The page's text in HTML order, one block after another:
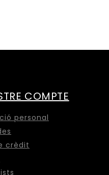
COMPTE
personal
crèdit